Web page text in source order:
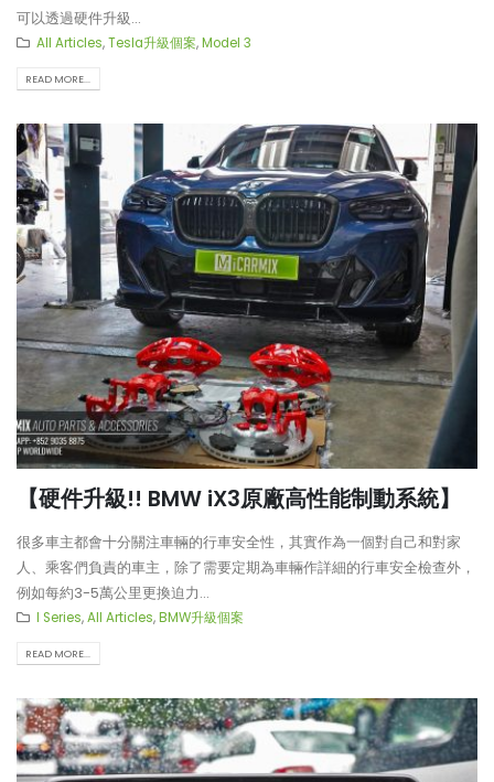
可以透過硬件升級...
All Articles,Tesla升級個案,Model 3
READ MORE...
【硬件升級!! BMW iX3原廠高性能制動系統】
很多車主都會十分關注車輛的行車安全性，其實作為一個對自己和對家
人、乘客們負責的車主，除了需要定期為車輛作詳細的行車安全檢查外，
例如每約3-5萬公里更換迫力...
I Series,All Articles,BMW升級個案
READ MORE...